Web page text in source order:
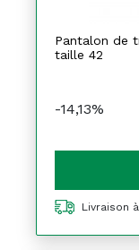
Pantalon de
taille 42
-14,13%
Livraison